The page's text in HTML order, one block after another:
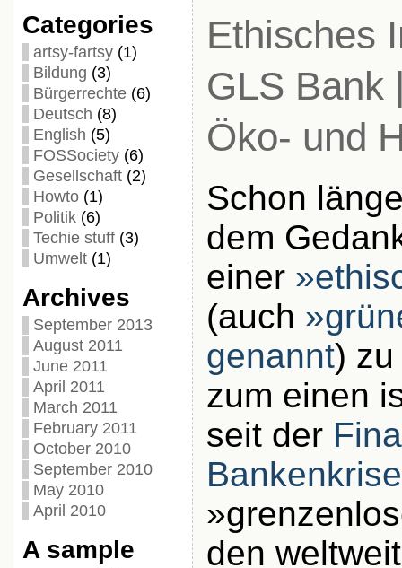
Categories
artsy-fartsy (1)
Bildung (3)
Bürgerrechte (6)
Deutsch (8)
English (5)
FOSSociety (6)
Gesellschaft (2)
Howto (1)
Politik (6)
Techie stuff (3)
Umwelt (1)
Archives
September 2013
August 2011
June 2011
April 2011
March 2011
February 2011
October 2010
September 2010
May 2010
April 2010
A sample
Ethisches
GLS Bank
Öko- und
Schon
dem
einer
(auch
genannt)
zum einen
seit der
Bankenkrise
den